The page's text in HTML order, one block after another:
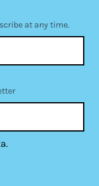
at any time.